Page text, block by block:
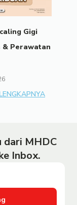
Gigi
& Perawatan
dari MHDC
Inbox.